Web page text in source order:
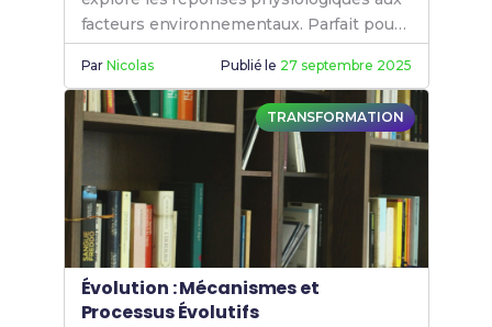
facteurs environnementaux. Parfait pour
ta licence SV et comprendre les
interactions entre organismes et
environnement.
ParNicolas Publié le 27 septembre 2025
TRANSFORMATION
Évolution : Mécanismes et
Processus Évolutifs